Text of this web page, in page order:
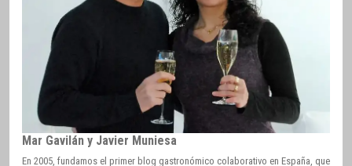
Mar Gavilán y Javier Muniesa
En 2005, fundamos el primer blog gastronómico colaborativo en España, que